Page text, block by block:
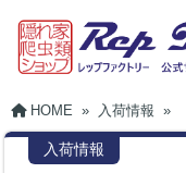
HOME » 入荷情報 »
入荷情報